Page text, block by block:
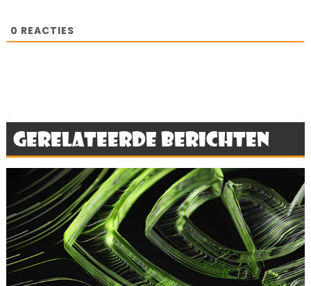
0 REACTIES
Gerelateerde berichten